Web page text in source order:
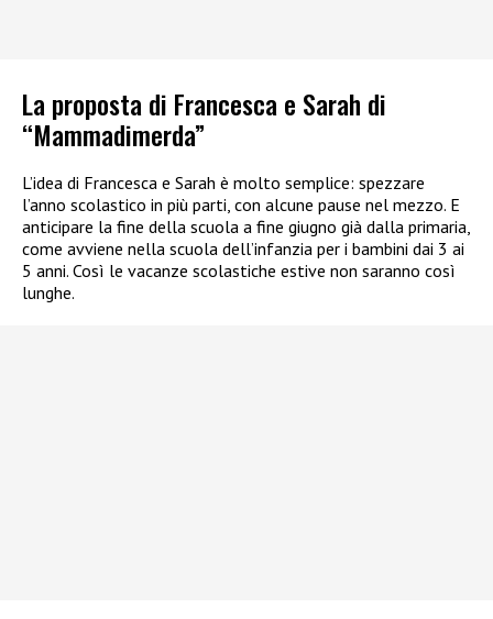
La proposta di Francesca e Sarah di
“Mammadimerda”
L’idea di Francesca e Sarah è molto semplice: spezzare
l’anno scolastico in più parti, con alcune pause nel mezzo. E
anticipare la fine della scuola a fine giugno già dalla primaria,
come avviene nella scuola dell’infanzia per i bambini dai 3 ai
5 anni. Così le vacanze scolastiche estive non saranno così
lunghe.